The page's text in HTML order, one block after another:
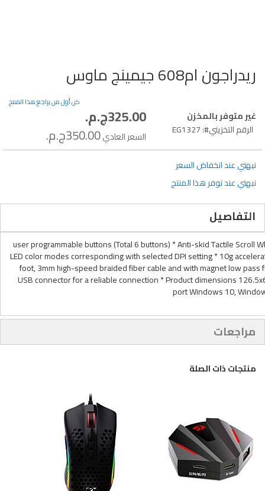
ريدراجون ام608 جيمينج ماوس
كن أول من يراجع هذا المنتج
سعر
325.00ج.م.‏
السعر العادي350.00ج.م.‏
غير متوفر بالمخزن
الرقم التخزيني
EG1327
نبهني عند انخفاض السعر
نبهني عند توفر هذا المنتج
تخطي
إلى
الصور
التفاصيل
5 user programmable buttons (Total 6 buttons) * Anti-skid Tactile
LED color modes corresponding with selected DPI setting * 10g
foot, 3mm high-speed braided fiber cable and with magnet low
USB connector for a reliable connection * Product dimensions
port Windows 10,
مراجعات
منتجات ذات الصلة